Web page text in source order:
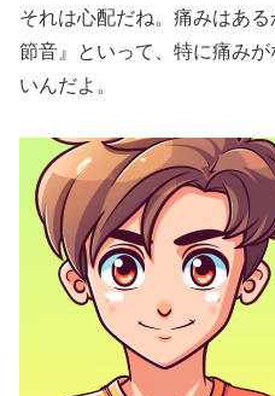
それは心配だね。痛みはあ
節音』といって、特に痛み
いんだよ。